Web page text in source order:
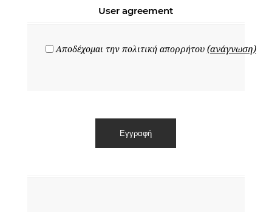
User agreement
Αποδέχομαι την πολιτική απορρήτου (ανάγνωση)